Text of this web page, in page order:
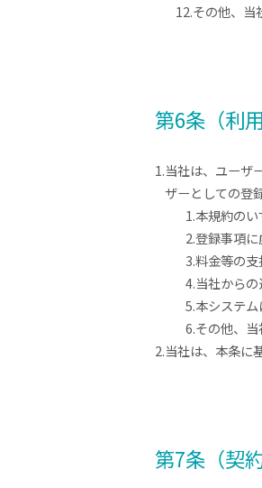
12.その他、当
第6条（利
1.当社は、ユーザ
ザーとしての登
1.本規約の
2.登録事項
3.料金等の
4.当社から
5.本システ
6.その他、
2.当社は、本条に
第7条（契